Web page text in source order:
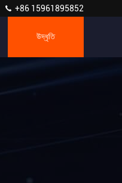
+86 15961895852
উদ্ধৃতি